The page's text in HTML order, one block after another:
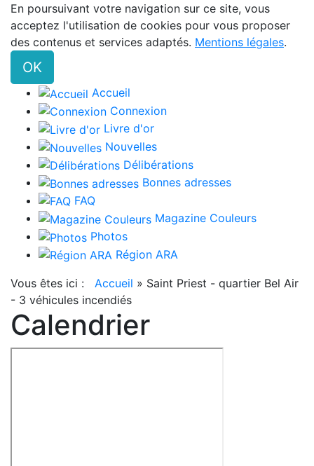
En poursuivant votre navigation sur ce site, vous
acceptez l'utilisation de cookies pour vous proposer
des contenus et services adaptés. Mentions légales.
OK
Accueil
Connexion
Livre d'or
Nouvelles
Délibérations
Bonnes adresses
FAQ
Magazine Couleurs
Photos
Région ARA
Vous êtes ici : Accueil » Saint Priest - quartier Bel Air
- 3 véhicules incendiés
Calendrier